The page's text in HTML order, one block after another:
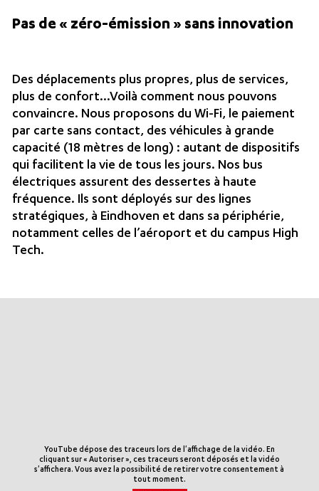
Pas de « zéro-émission » sans innovation
Des déplacements plus propres, plus de services,
plus de confort…Voilà comment nous pouvons
convaincre. Nous proposons du Wi-Fi, le paiement
par carte sans contact, des véhicules à grande
capacité (18 mètres de long) : autant de dispositifs
qui facilitent la vie de tous les jours. Nos bus
électriques assurent des dessertes à haute
fréquence. Ils sont déployés sur des lignes
stratégiques, à Eindhoven et dans sa périphérie,
notamment celles de l’aéroport et du campus High
Tech.
YouTube dépose des traceurs lors de l'affichage de la vidéo. En
cliquant sur « Autoriser », ces traceurs seront déposés et la vidéo
s'affichera. Vous avez la possibilité de retirer votre consentement à
tout moment.